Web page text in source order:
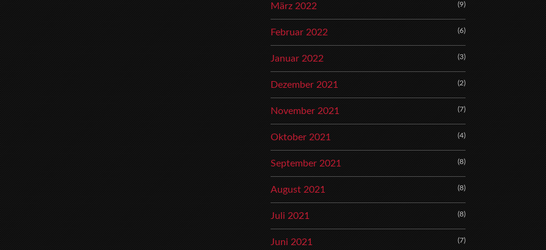
März 2022 (9)
Februar 2022 (6)
Januar 2022 (3)
Dezember 2021 (2)
November 2021 (7)
Oktober 2021 (4)
September 2021 (8)
August 2021 (8)
Juli 2021 (8)
Juni 2021 (7)